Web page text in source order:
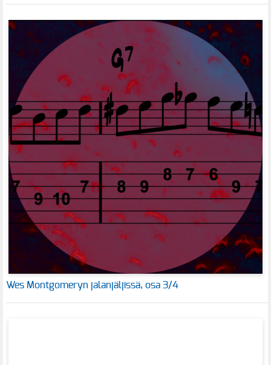
Wes Montgomeryn jalanjäljissä, osa 3/4